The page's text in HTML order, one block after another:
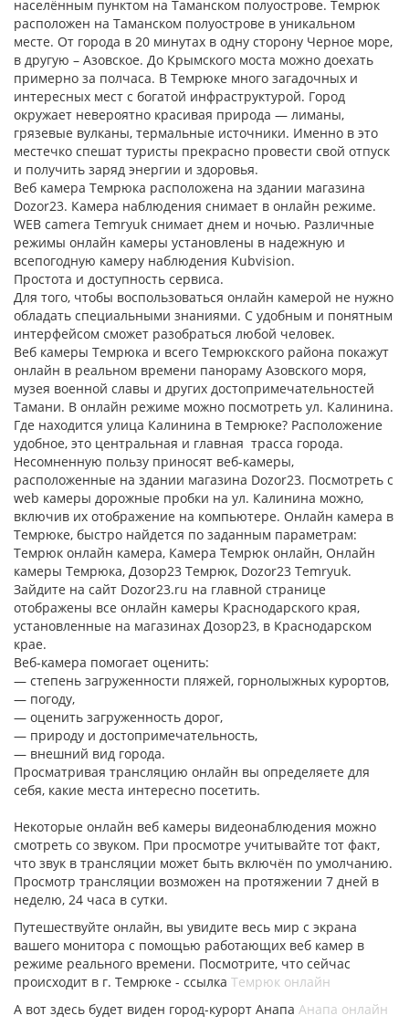
населённым пунктом на Таманском полуострове. Темрюк
расположен на Таманском полуострове в уникальном
месте. От города в 20 минутах в одну сторону Черное море,
в другую – Азовское. До Крымского моста можно доехать
примерно за полчаса. В Темрюке много загадочных и
интересных мест с богатой инфраструктурой. Город
окружает невероятно красивая природа — лиманы,
грязевые вулканы, термальные источники. Именно в это
местечко спешат туристы прекрасно провести свой отпуск
и получить заряд энергии и здоровья.
Веб камера Темрюка расположена на здании магазина
Dozor23. Камера наблюдения снимает в онлайн режиме.
WEB camera Temryuk снимает днем и ночью. Различные
режимы онлайн камеры установлены в надежную и
всепогодную камеру наблюдения Kubvision.
Простота и доступность сервиса.
Для того, чтобы воспользоваться онлайн камерой не нужно
обладать специальными знаниями. С удобным и понятным
интерфейсом сможет разобраться любой человек.
Веб камеры Темрюка и всего Темрюкского района покажут
онлайн в реальном времени панораму Азовского моря,
музея военной славы и других достопримечательностей
Тамани. В онлайн режиме можно посмотреть ул. Калинина.
Где находится улица Калинина в Темрюке? Расположение
удобное, это центральная и главная трасса города.
Несомненную пользу приносят веб-камеры,
расположенные на здании магазина Dozor23. Посмотреть с
web камеры дорожные пробки на ул. Калинина можно,
включив их отображение на компьютере. Онлайн камера в
Темрюке, быстро найдется по заданным параметрам:
Темрюк онлайн камера, Камера Темрюк онлайн, Онлайн
камеры Темрюка, Дозор23 Темрюк, Dozor23 Temryuk.
Зайдите на сайт Dozor23.ru на главной странице
отображены все онлайн камеры Краснодарского края,
установленные на магазинах Дозор23, в Краснодарском
крае.
Веб-камера помогает оценить:
— степень загруженности пляжей, горнолыжных курортов,
— погоду,
— оценить загруженность дорог,
— природу и достопримечательность,
— внешний вид города.
Просматривая трансляцию онлайн вы определяете для
себя, какие места интересно посетить.
Некоторые онлайн веб камеры видеонаблюдения можно
смотреть со звуком. При просмотре учитывайте тот факт,
что звук в трансляции может быть включён по умолчанию.
Просмотр трансляции возможен на протяжении 7 дней в
неделю, 24 часа в сутки.
Путешествуйте онлайн, вы увидите весь мир с экрана
вашего монитора с помощью работающих веб камер в
режиме реального времени. Посмотрите, что сейчас
происходит в г. Темрюке - ссылка Темрюк онлайн
А вот здесь будет виден город-курорт Анапа Анапа онлайн